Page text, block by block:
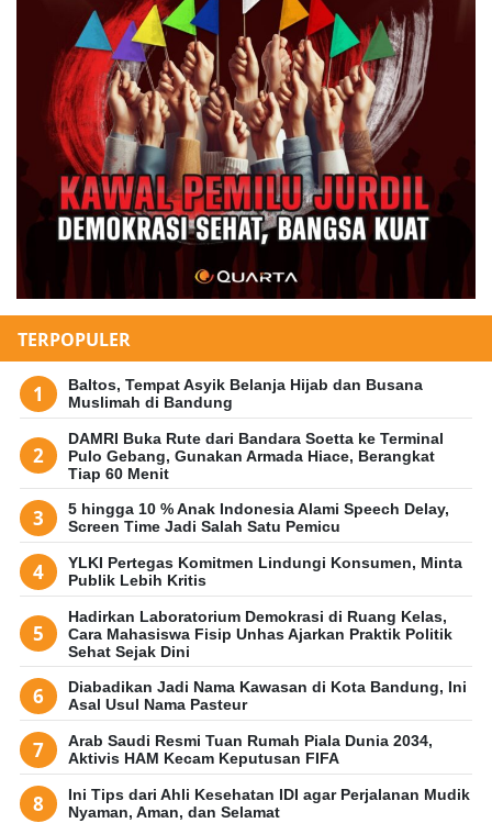
TERPOPULER
Baltos, Tempat Asyik Belanja Hijab dan Busana
Muslimah di Bandung
DAMRI Buka Rute dari Bandara Soetta ke Terminal
Pulo Gebang, Gunakan Armada Hiace, Berangkat
Tiap 60 Menit
5 hingga 10 % Anak Indonesia Alami Speech Delay,
Screen Time Jadi Salah Satu Pemicu
YLKI Pertegas Komitmen Lindungi Konsumen, Minta
Publik Lebih Kritis
Hadirkan Laboratorium Demokrasi di Ruang Kelas,
Cara Mahasiswa Fisip Unhas Ajarkan Praktik Politik
Sehat Sejak Dini
Diabadikan Jadi Nama Kawasan di Kota Bandung, Ini
Asal Usul Nama Pasteur
Arab Saudi Resmi Tuan Rumah Piala Dunia 2034,
Aktivis HAM Kecam Keputusan FIFA
Ini Tips dari Ahli Kesehatan IDI agar Perjalanan Mudik
Nyaman, Aman, dan Selamat